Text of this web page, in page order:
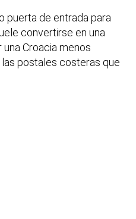
puerta de entrada para
convertirse en una
Croacia menos
postales costeras que